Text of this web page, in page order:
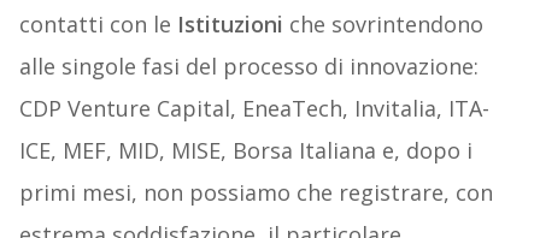
contatti con le Istituzioni che sovrintendono
alle singole fasi del processo di innovazione:
CDP Venture Capital, EneaTech, Invitalia, ITA-
ICE, MEF, MID, MISE, Borsa Italiana e, dopo i
primi mesi, non possiamo che registrare, con